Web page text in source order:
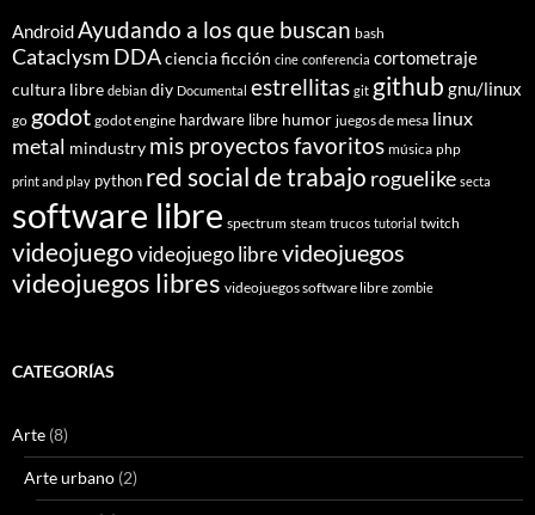
AndroidAyudando a los que buscan bash
Cataclysm DDAciencia ficción cine conferencia cortometraje
cultura libre debian diy Documental estrellitas git github gnu/linux
go godot godot engine hardware libre humor juegos de mesa linux
metal mindustry mis proyectos favoritos música php
print and play python red social de trabajo roguelike secta
software libre spectrum steam trucos tutorial twitch
videojuegovideojuego librevideojuegos
videojuegos libres videojuegos software libre zombie
CATEGORÍAS
Arte (8)
Arte urbano (2)